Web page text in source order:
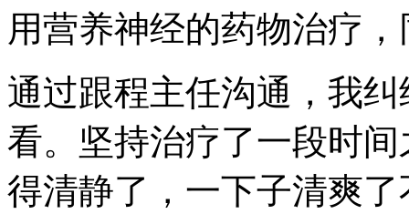
用营养神经的药物治疗
通过跟程主任沟通，我
看。坚持治疗了一段时
得清静了，一下子清爽